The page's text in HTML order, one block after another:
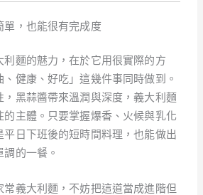
單，也能很有完成度
利麵的魅力，在於它用很實際的方
健康、好吃」這幾件事同時做到。
，黑蒜醬帶來溫潤與深度，義大利麵
的主體。只要掌握爆香、火候與乳化
平日下班後的短時間料理，也能做出
的一餐。
常義大利麵，不妨把這道當成進階但